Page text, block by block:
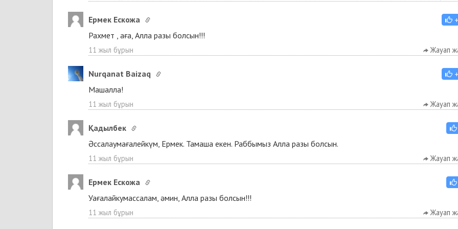
Ермек Ескожа
Рахмет , аға, Алла разы болсын!!!
11 жыл бұрын Жауап
Nurqanat Baizaq
Машалла!
11 жыл бұрын Жауап
Қадылбек
Әссалаумағалейкүм, Ермек. Тамаша екен. Раббымыз Алла разы болсын.
11 жыл бұрын Жауап
Ермек Ескожа
Уағалайкумассалам, әмин, Алла разы болсын!!!
11 жыл бұрын Жауап